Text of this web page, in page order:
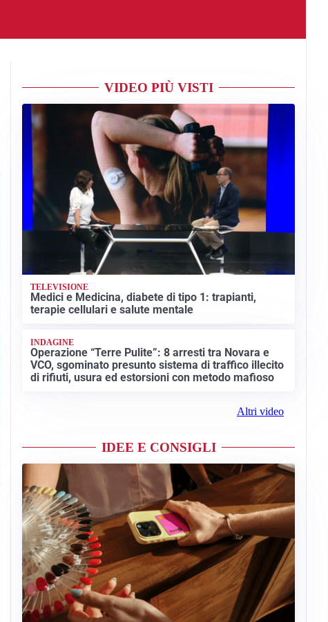
VIDEO PIÙ VISTI
TELEVISIONE
Medici e Medicina, diabete di tipo 1: trapianti,
terapie cellulari e salute mentale
INDAGINE
Operazione “Terre Pulite”: 8 arresti tra Novara e
VCO, sgominato presunto sistema di traffico illecito
di rifiuti, usura ed estorsioni con metodo mafioso
Altri video
IDEE E CONSIGLI